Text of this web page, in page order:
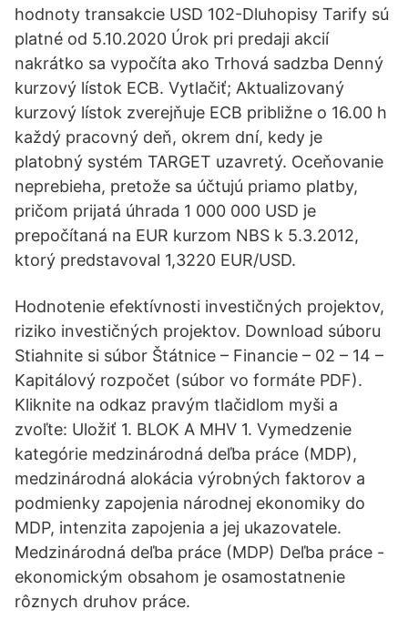
hodnoty transakcie USD 102-Dluhopisy Tarify sú
platné od 5.10.2020 Úrok pri predaji akcií
nakrátko sa vypočíta ako Trhová sadzba Denný
kurzový lístok ECB. Vytlačiť; Aktualizovaný
kurzový lístok zverejňuje ECB približne o 16.00 h
každý pracovný deň, okrem dní, kedy je
platobný systém TARGET uzavretý. Oceňovanie
neprebieha, pretože sa účtujú priamo platby,
pričom prijatá úhrada 1 000 000 USD je
prepočítaná na EUR kurzom NBS k 5.3.2012,
ktorý predstavoval 1,3220 EUR/USD.
Hodnotenie efektívnosti investičných projektov,
riziko investičných projektov. Download súboru
Stiahnite si súbor Štátnice – Financie – 02 – 14 –
Kapitálový rozpočet (súbor vo formáte PDF).
Kliknite na odkaz pravým tlačidlom myši a
zvoľte: Uložiť 1. BLOK A MHV 1. Vymedzenie
kategórie medzinárodná deľba práce (MDP),
medzinárodná alokácia výrobných faktorov a
podmienky zapojenia národnej ekonomiky do
MDP, intenzita zapojenia a jej ukazovatele.
Medzinárodná deľba práce (MDP) Deľba práce -
ekonomickým obsahom je osamostatnenie
rôznych druhov práce.